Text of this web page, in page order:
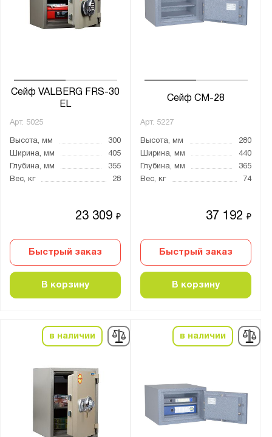
Сейф VALBERG FRS-30
EL
Арт. 5025
Высота, мм
300
Ширина, мм
405
Глубина, мм
355
Вес, кг
28
23 309₽
Быстрый заказ
В корзину
Сейф СМ-28
Арт. 5227
Высота, мм
280
Ширина, мм
440
Глубина, мм
365
Вес, кг
74
37 192₽
Быстрый заказ
В корзину
в наличии в наличии
Электро-механический
электронно-биометрический
от до
Количество стволов :
от
Графитовый серый (RAL 7024)
Назначение для сейфов:
Для документов
Материал:
Металл
Страна производства:
Германия
Россия